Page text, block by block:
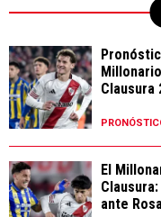
Clausura
El
ante